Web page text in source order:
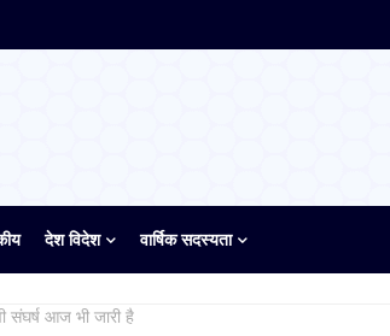
देश विदेश वार्षिक सदस्यता
संघर्ष आज भी जारी है